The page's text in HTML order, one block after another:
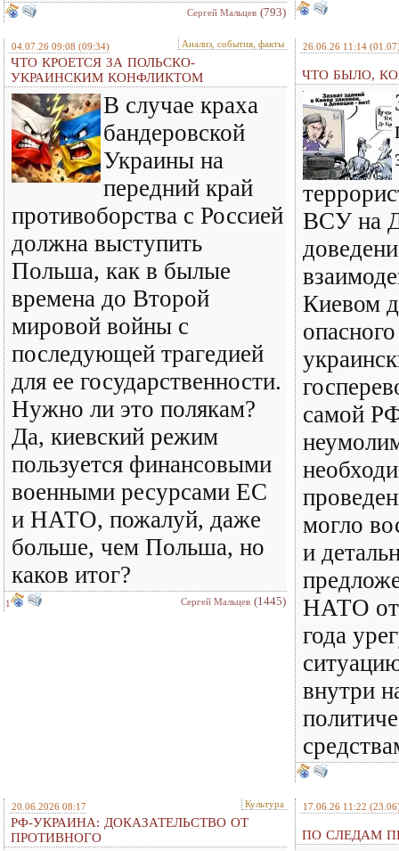
Сергей Мальцев (793)
04.07.26 09:08 (09:34) Анализ, события, факты
ЧТО КРОЕТСЯ ЗА ПОЛЬСКО-
УКРАИНСКИМ КОНФЛИКТОМ
В случае краха
бандеровской
Украины на
передний край
противоборства с Россией
должна выступить
Польша, как в былые
времена до Второй
мировой войны с
последующей трагедией
для ее государственности.
Нужно ли это полякам?
Да, киевский режим
пользуется финансовыми
военными ресурсами ЕС
и НАТО, пожалуй, даже
больше, чем Польша, но
каков итог?
1 Сергей Мальцев (1445)
26.06.26 11:14
ЧТО БЫЛО,
ВСУ на
Киевом
самой
могло
и
НАТО от
года
внутри
20.06.2026 08:17 Культура
РФ-УКРАИНА: ДОКАЗАТЕЛЬСТВО ОТ
ПРОТИВНОГО
17.06.26 11:22
ПО СЛЕДАМ